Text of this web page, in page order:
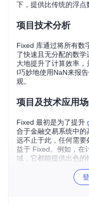
下，提供比传统的浮点
项目技术分析
Fixed 库通过将所有数
了快速且无分配的数
大地提升了计算效率
I巧妙地使用NaN来报
观。
项目及技术应用
Fixed 最初是为了提升
合于金融交易系统中的
远不止于此，任何需
益于 Fixed。例如，在
域，它都能提供出色的